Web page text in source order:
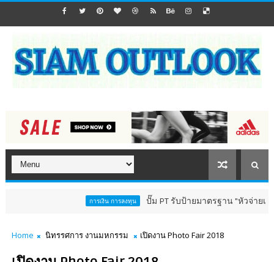
การเงิน การลงทุน ปั๊ม PT รับป้ายมาตรฐาน "หัวจ่ายเชื้อเพลิง
Home นิทรรศการ งานมหกรรม เปิดงาน Photo Fair 2018